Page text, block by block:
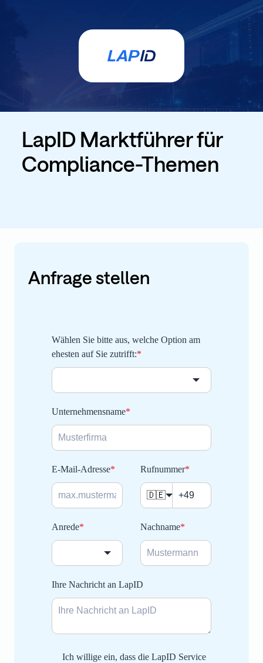
LapID Marktführer für
Compliance-Themen
Anfrage stellen
Wählen Sie bitte aus, welche Option am
ehesten auf Sie zutrifft:*
Unternehmensname*
E-Mail-Adresse* Rufnummer*
🇩🇪
Anrede* Nachname*
Ihre Nachricht an LapID
Ich willige ein, dass die LapID Service